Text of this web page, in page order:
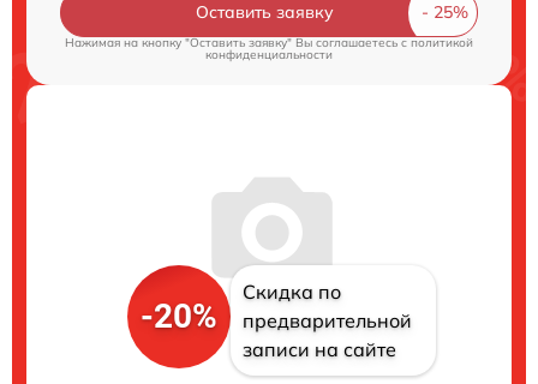
Оставить заявку
Нажимая на кнопку "Оставить заявку" Вы соглашаетесь c политикой
конфиденциальности
-20%
Скидка по
предварительной
записи на сайте